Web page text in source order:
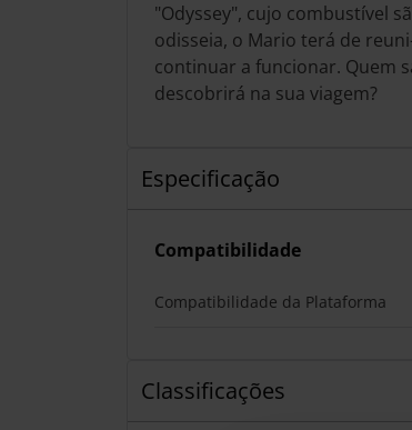
"Odyssey", cujo combustível
odisseia, o Mario terá de
continuar a funcionar. Quem
descobrirá na sua viagem?
Especificação
Compatibilidade
Compatibilidade da Plataforma
Classificações